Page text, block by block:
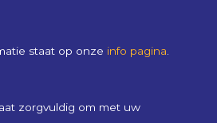
staat op onze info pagina
zorgvuldig om met uw